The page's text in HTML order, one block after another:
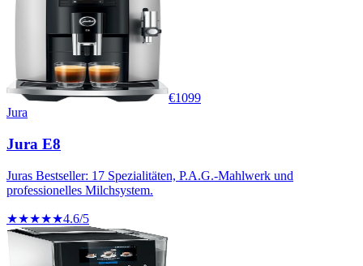
€1099
Jura
Jura E8
Juras Bestseller: 17 Spezialitäten, P.A.G.-Mahlwerk und
professionelles Milchsystem.
★★★★★4.6/5